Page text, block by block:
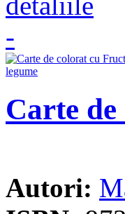
Carte
Autori: